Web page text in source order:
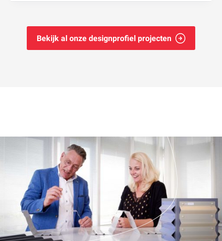
Bekijk al onze designprofiel projecten